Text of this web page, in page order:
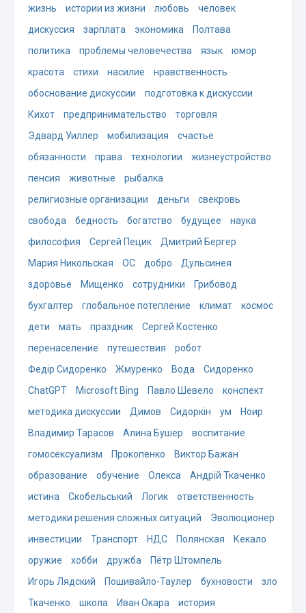
жизнь истории из жизни любовь
человек
дискуссия
зарплата экономика
Полтава
политика
проблемы человечества язык
юмор
красота
стихи насилие
нравственность
обоснование дискуссии
подготовка к дискуссии
Кихот
предпринимательство
торговля
Эдвард Уиллер
мобилизация
счастье
обязанности
права технологии
жизнеустройство
пенсия
животные
рыбалка
религиозные организации
деньги
свекровь
свобода
бедность богатство будущее
наука
философия
Сергей Пецик
Дмитрий Бергер
Мария Никольская
ОС добро
Дульсинея
здоровье
Мищенко сотрудники
Грибовод
бухгалтер
глобальное потепление климат
космос
дети
мать праздник
Сергей Костенко
перенаселение
путешествия
робот
Федір Сидоренко
Жмуренко Вода
Сидоренко
ChatGPT
Microsoft Bing Павло Шевело
конспект
методика дискуссии
Димов Сидоркін ум
Ноир
Владимир Тарасов
Алина Бушер
воспитание
гомосексуализм
Прокопенко
Виктор Бажан
образование
обучение Олекса
Андрій Ткаченко
истина
Скобельський Логик
ответственность
методики решения сложных ситуаций
Эволюционер
инвестиции
Транспорт НДС Полянская
Кекало
оружие
хобби дружба
Пётр Штомпель
Игорь Лядский
Пошивайло-Таулер бухновости
зло
Ткаченко
школа Иван Окара
история